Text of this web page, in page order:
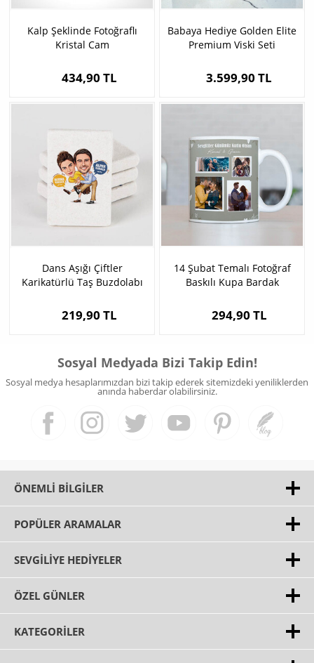
Kalp Şeklinde Fotoğraflı
Kristal Cam
434,90 TL
Babaya Hediye Golden Elite
Premium Viski Seti
3.599,90 TL
Dans Aşığı Çiftler
Karikatürlü Taş Buzdolabı
219,90 TL
14 Şubat Temalı Fotoğraf
Baskılı Kupa Bardak
294,90 TL
Sosyal Medyada Bizi Takip Edin!
Sosyal medya hesaplarımızdan bizi takip ederek sitemizdeki yeniliklerden
anında haberdar olabilirsiniz.
ÖNEMLI BILGILER
POPÜLER ARAMALAR
SEVGILIYE HEDIYELER
ÖZEL GÜNLER
KATEGORILER